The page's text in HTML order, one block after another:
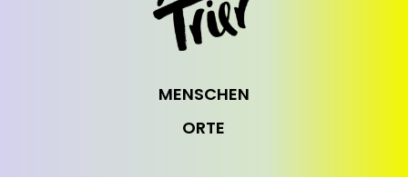
MENSCHEN
ORTE